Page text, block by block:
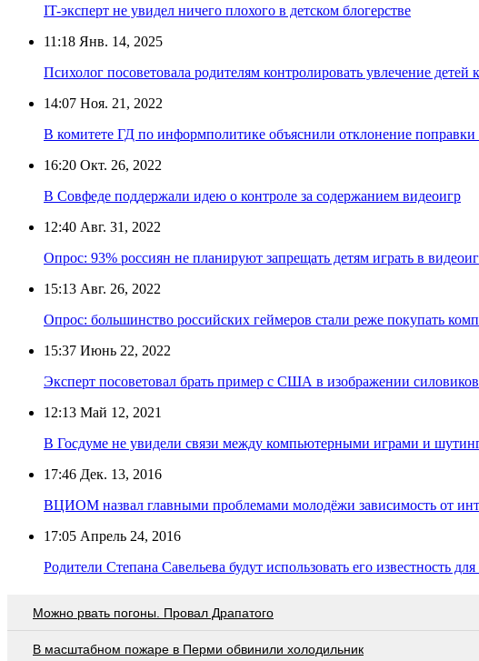
IT-эксперт не увидел ничего плохого в детском блогерстве
11:18 Янв. 14, 2025
Психолог посоветовала родителям контролировать увлечение
14:07 Ноя. 21, 2022
В комитете ГД по информполитике объяснили отклонение
16:20 Окт. 26, 2022
В Совфеде поддержали идею о контроле за содержанием видеоигр
12:40 Авг. 31, 2022
Опрос: 93% россиян не планируют запрещать детям играть в
15:13 Авг. 26, 2022
Опрос: большинство российских геймеров стали реже покупать
15:37 Июнь 22, 2022
Эксперт посоветовал брать пример с США в изображении
12:13 Май 12, 2021
В Госдуме не увидели связи между компьютерными играми и
17:46 Дек. 13, 2016
ВЦИОМ назвал главными проблемами молодёжи зависимость от
17:05 Апрель 24, 2016
Родители Степана Савельева будут использовать его известность
Можно рвать погоны. Провал Драпатого
В масштабном пожаре в Перми обвинили холодильник